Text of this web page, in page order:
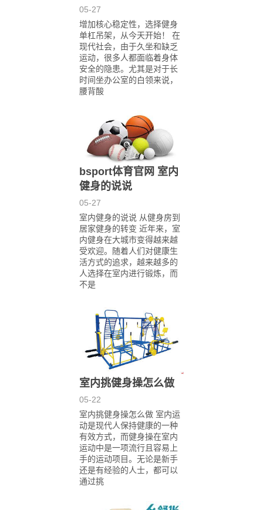
05-27
增加核心稳定性，选择健身
单杠吊架，从今天开始！ 在
现代社会，由于久坐和缺乏
运动，很多人都面临着身体
安全的隐患。尤其是对于长
时间坐办公室的白领来说，
腰背酸
bsport体育官网 室内
健身的说说
05-27
室内健身的说说 从健身房到
居家健身的转变 近年来，室
内健身在大城市变得越来越
受欢迎。随着人们对健康生
活方式的追求，越来越多的
人选择在室内进行锻炼，而
不是
室内挑健身操怎么做
05-22
室内挑健身操怎么做 室内运
动是现代人保持健康的一种
有效方式，而健身操在室内
运动中是一项流行且容易上
手的运动项目。无论是新手
还是有经验的人士，都可以
通过挑